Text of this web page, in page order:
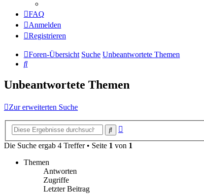
FAQ
Anmelden
Registrieren
Foren-Übersicht Suche Unbeantwortete Themen
Suche
Unbeantwortete Themen
Zur erweiterten Suche
Suche
Die Suche ergab 4 Treffer • Seite 1 von 1
Themen
Antworten
Zugriffe
Letzter Beitrag